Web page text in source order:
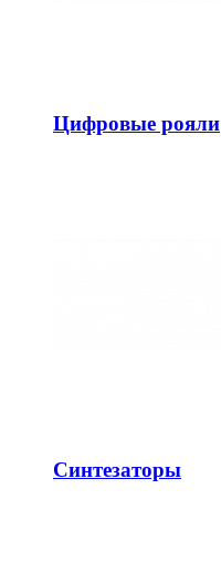
Цифровые рояли
Синтезаторы